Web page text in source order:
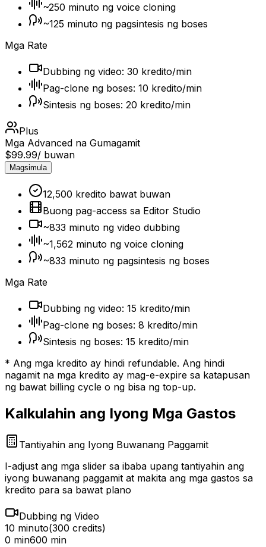
~250 minuto ng voice cloning
~125 minuto ng pagsintesis ng boses
Mga Rate
Dubbing ng video: 30 kredito/min
Pag-clone ng boses: 10 kredito/min
Sintesis ng boses: 20 kredito/min
Plus
Mga Advanced na Gumagamit
$99.99/ buwan
Magsimula
12,500 kredito bawat buwan
Buong pag-access sa Editor Studio
~833 minuto ng video dubbing
~1,562 minuto ng voice cloning
~833 minuto ng pagsintesis ng boses
Mga Rate
Dubbing ng video: 15 kredito/min
Pag-clone ng boses: 8 kredito/min
Sintesis ng boses: 15 kredito/min
* Ang mga kredito ay hindi refundable. Ang hindi
nagamit na mga kredito ay mag-e-expire sa katapusan
ng bawat billing cycle o ng bisa ng top-up.
Kalkulahin ang Iyong Mga Gastos
Tantiyahin ang Iyong Buwanang Paggamit
I-adjust ang mga slider sa ibaba upang tantiyahin ang
iyong buwanang paggamit at makita ang mga gastos sa
kredito para sa bawat plano
Dubbing ng Video
10 minuto(300 credits)
0 min600 min